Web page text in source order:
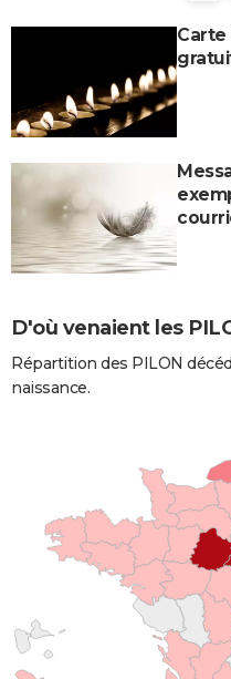
Carte
D'où venaient les
Répartition des PILON
naissance.